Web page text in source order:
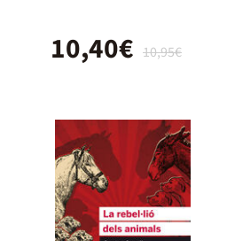
10,95€
10,40€